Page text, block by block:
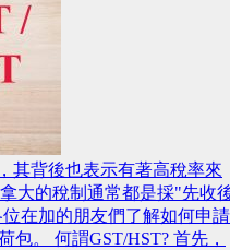
其背後也表示有著高稅率來
大的稅制通常都是採"先收
在加的朋友們了解如何申請
包。 何謂GST/HST? 首先，